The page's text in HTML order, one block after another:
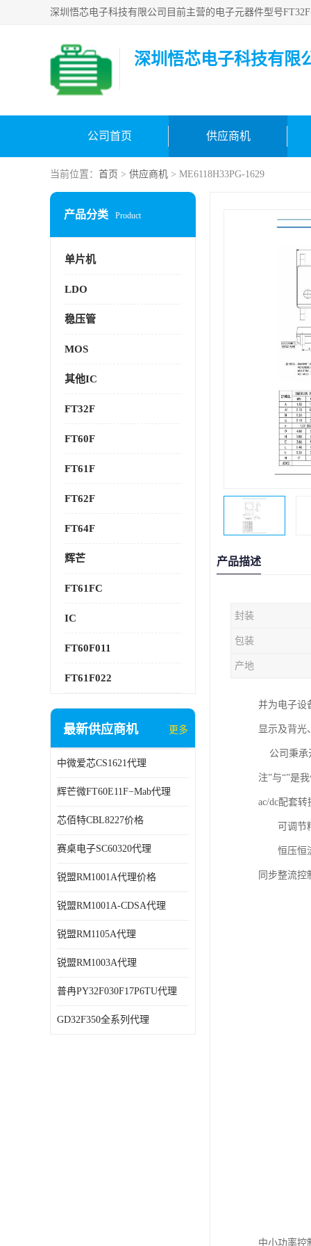
深圳悟芯电子科技有限
公司首页 供应商机
当前位置： 首页 > 供应商机 > ME6118H33PG-1629
产品分类 Product
单片机
LDO
稳压管
MOS
其他IC
FT32F
FT60F
FT61F
FT62F
FT64F
辉芒
FT61FC
IC
FT60F011
FT61F022
最新供应商机 更多
中微爱芯CS1621代理
辉芒微FT60E11F−Mab代理
芯佰特CBL8227价格
赛桌电子SC60320代理
锐盟RM1001A代理价格
锐盟RM1001A-CDSA代理
锐盟RM1105A代理
锐盟RM1003A代理
普冉PY32F030F17P6TU代理
GD32F350全系列代理
产品描述
封装
包装
产地
并为电子设
显示及背光
公司秉承
注”与“”是
ac/dc配套
可调节精
恒压恒流
同步整流控
中小功率控